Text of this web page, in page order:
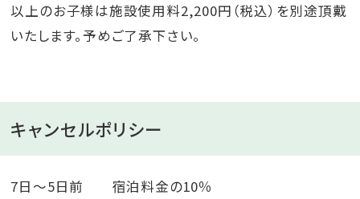
以上のお子様は施設使用料2,200円（税込）を別途頂戴
いたします。予めご了承下さい。
キャンセルポリシー
7日～5日前 宿泊料金の10％